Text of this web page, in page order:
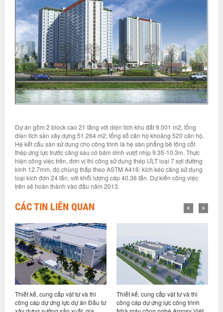
Dự án gồm 2 block cao 21 tầng với diện tích khu đất 9.001 m2, tổng
diện tích sàn xây dựng 51.264 m2; tổng số căn hộ khoảng 520 căn hộ.
Hệ kết cấu sàn sử dụng cho công trình là hệ sàn phẳng bê tông cốt
thép ứng lực trước căng sau có bám dính vượt nhịp 9.35-10.3m. Thực
hiện công việc trên, đơn vị thi công sử dụng thép ƯLT loại 7 sợi đường
kính 12.7mm, độ chùng thấp theo ASTM A416; kích kéo căng sử dụng
loại kích đơn 24 tấn, với khối lượng cáp 40.36 tấn. Dự kiến công việc
trên sẽ hoàn thành vào đầu năm 2013.
CÁC TIN LIÊN QUAN
Thiết kế, cung cấp vật tư và thi
công cáp dự ứng lực dự án Đầu tư
Thiết kế, cung cấp vật tư và thi
công cáp dự ứng lực công trình